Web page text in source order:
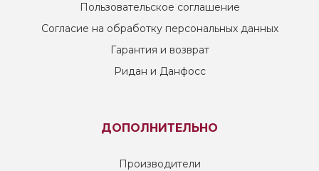
Пользовательское соглашение
Согласие на обработку персональных данных
Гарантия и возврат
Ридан и Данфосс
ДОПОЛНИТЕЛЬНО
Производители